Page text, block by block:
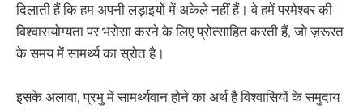
दिलाती हैं कि हम अपनी लड़ाइयों में अकेले नहीं हैं। वे हमें परमेश्वर की
विश्वासयोग्यता पर भरोसा करने के लिए प्रोत्साहित करती हैं, जो ज़रूरत
के समय में सामर्थ्य का स्रोत है।
इसके अलावा, प्रभु में सामर्थ्यवान होने का अर्थ है विश्वासियों के समुदाय